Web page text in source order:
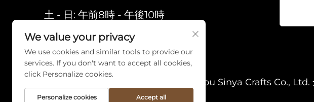
土 - 日: 午前8時 - 午後10時
Copyright © Quanzhou Sinya Crafts Co., Ltd.
We value your privacy
We use cookies and similar tools to provide our
services. If you don't want to accept all cookies,
click Personalize cookies.
Personalize cookies Accept all